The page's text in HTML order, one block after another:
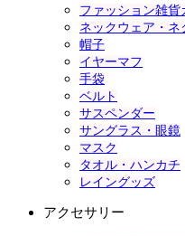
ファッション雑貨
ネックウェア・ネ
帽子
イヤーマフ
手袋
ベルト
サスペンダー
サングラス・眼鏡
マスク
タオル・ハンカチ
レイングッズ
アクセサリー